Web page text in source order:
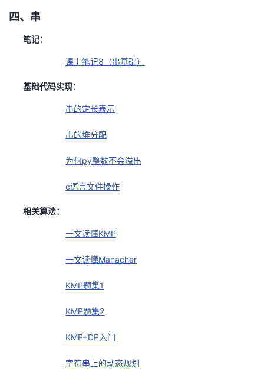
四、串
笔记：
课上笔记8（串基础）
基础代码实现：
串的定长表示
串的堆分配
为何py整数不会溢出
c语言文件操作
相关算法：
一文读懂KMP
一文读懂Manacher
KMP题集1
KMP题集2
KMP+DP入门
字符串上的动态规划